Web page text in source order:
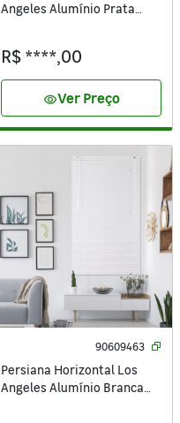
Angeles Alumínio Prata
R$ ****,00
visibilityVer Preço
90609463
Persiana Horizontal Los
Angeles Alumínio Branca